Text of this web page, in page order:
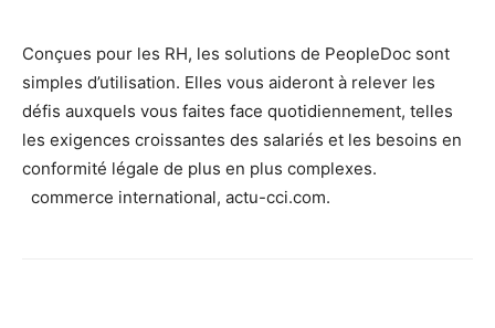
Conçues pour les RH, les solutions de PeopleDoc sont
simples d’utilisation. Elles vous aideront à relever les
défis auxquels vous faites face quotidiennement, telles
les exigences croissantes des salariés et les besoins en
conformité légale de plus en plus complexes.
commerce international, actu-cci.com.